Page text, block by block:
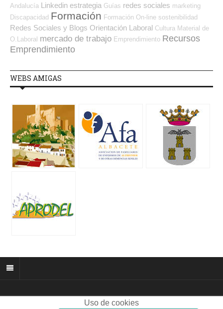
Andalucía Linkedin estrategia Guías redes sociales marketing
Discapacidad Formación Formación On-line sostenibilidad
Redes Sociales y Blogs Orientación Laboral Cultura Material de
O.Laboral mercado de trabajo Emprendimiento Recursos
Emprendimiento
WEBS AMIGAS
Uso de cookies